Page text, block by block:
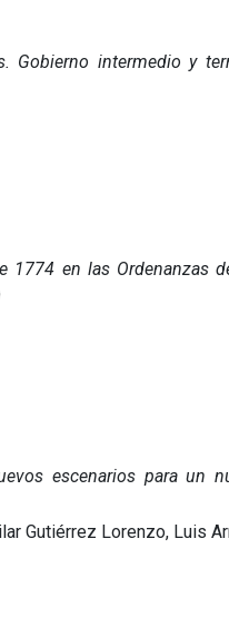
Gobierno intermedio y
1774 en las Ordenanzas
escenarios para un
Gutiérrez Lorenzo, Luis